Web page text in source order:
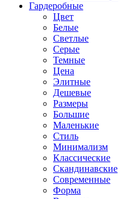
Гардеробные
Цвет
Белые
Светлые
Серые
Темные
Цена
Элитные
Дешевые
Размеры
Большие
Маленькие
Стиль
Минимализм
Классические
Скандинавские
Современные
Форма